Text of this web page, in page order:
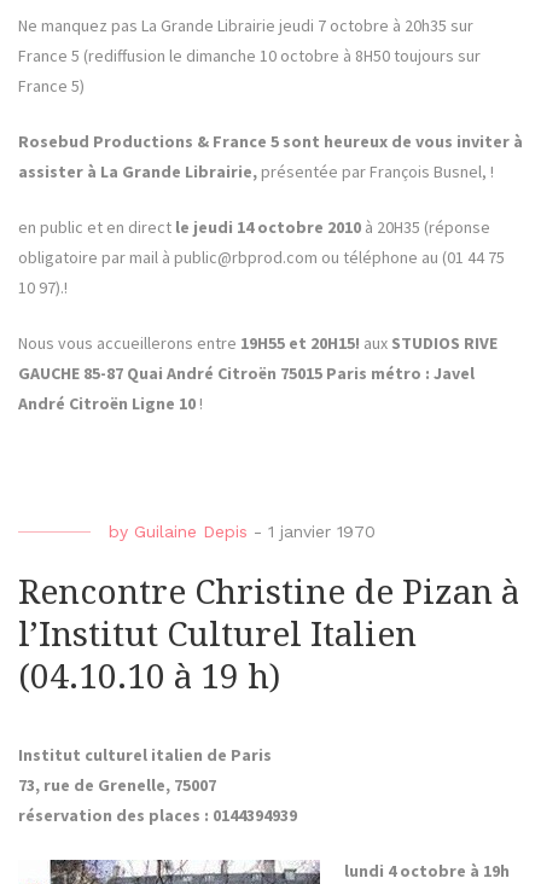
Ne manquez pas La Grande Librairie jeudi 7 octobre à 20h35 sur
France 5 (rediffusion le dimanche 10 octobre à 8H50 toujours sur
France 5)
Rosebud Productions & France 5 sont heureux de vous inviter à
assister à La Grande Librairie, présentée par François Busnel, !
en public et en direct le jeudi 14 octobre 2010 à 20H35 (réponse
obligatoire par mail à public@rbprod.com ou téléphone au (01 44 75
10 97).!
Nous vous accueillerons entre 19H55 et 20H15! aux STUDIOS RIVE
GAUCHE 85-87 Quai André Citroën 75015 Paris métro : Javel
André Citroën Ligne 10 !
by Guilaine Depis - 1 janvier 1970
Rencontre Christine de Pizan à
l’Institut Culturel Italien
(04.10.10 à 19 h)
Institut culturel italien de Paris
73, rue de Grenelle, 75007
réservation des places : 0144394939
lundi 4 octobre à 19h